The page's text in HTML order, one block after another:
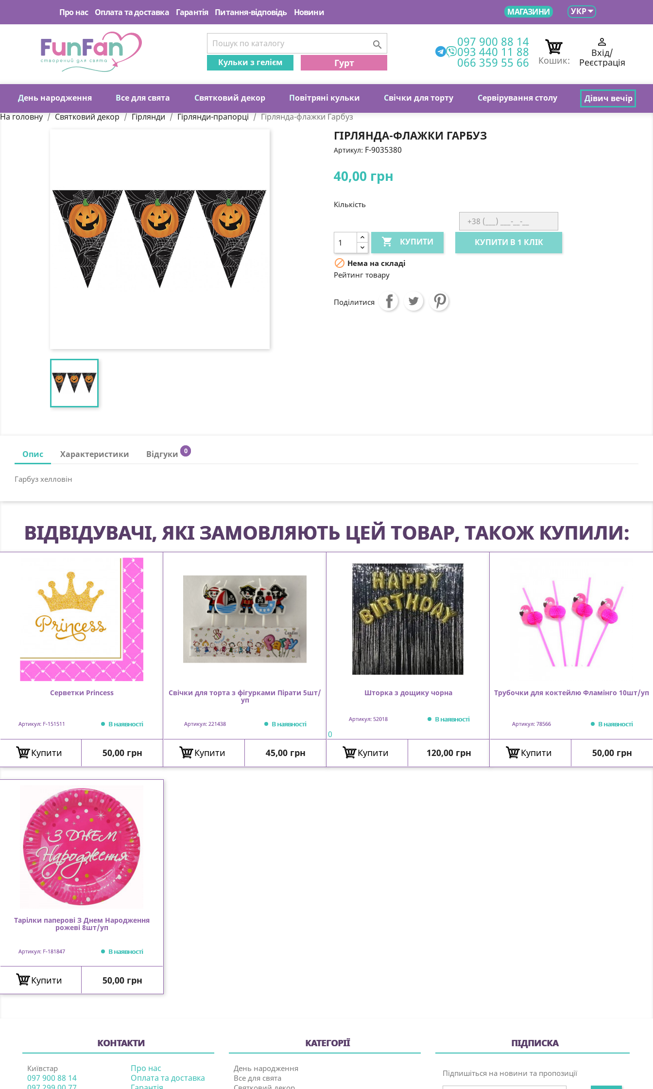
Про нас Оплата та доставка Гарантія Питання-відповідь Новини МАГАЗИНИ УКР
День народження Все для свята Святковий декор Повітряні кульки Свічки для торту Сервірування столу Дівич вечір

Кульки з гелієм Гурт
097 900 88 14
093 440 11 88
066 359 55 66 Кошик:

Вхід/
Реєстрація
На головну Святковий декор Гірлянди Гірлянди-прапорці Гірлянда-флажки Гарбуз
ГІРЛЯНДА-ФЛАЖКИ ГАРБУЗ
Артикул: F-9035380
40,00 грн
Кількість
 КУПИТИ КУПИТИ В 1 КЛІК
 Нема на складі
Рейтинг товару
Поділитися
Опис Характеристики Відгуки 0
Гарбуз хелловін
ВІДВІДУВАЧІ, ЯКІ ЗАМОВЛЯЮТЬ ЦЕЙ ТОВАР, ТАКОЖ КУПИЛИ:
Серветки Princess
Артикул: F-151511 В наявності
Купити Ціна
50,00 грн
Свічки для торта з фігурками Пірати 5шт/
уп
Артикул: 221438 В наявності
Купити Ціна
45,00 грн
Шторка з дощику чорна
Артикул: 52018 В наявності
0
Купити Ціна
120,00 грн
Трубочки для коктейлю Фламінго 10шт/уп
Артикул: 78566 В наявності
Купити Ціна
50,00 грн
Тарілки паперові З Днем Народження
рожеві 8шт/уп
Артикул: F-181847 В наявності
Купити Ціна
50,00 грн
КОНТАКТИ
Київстар
097 900 88 14
Про нас
Оплата та доставка
КАТЕГОРІЇ
День народження
Все для свята
ПІДПИСКА
Підпишіться на новини та пропозиції